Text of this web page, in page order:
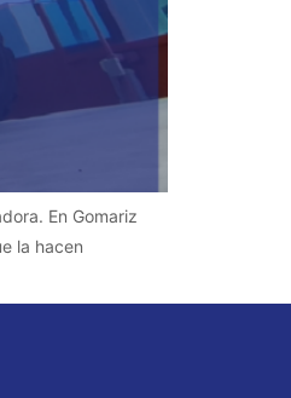
En Gomariz
la hacen